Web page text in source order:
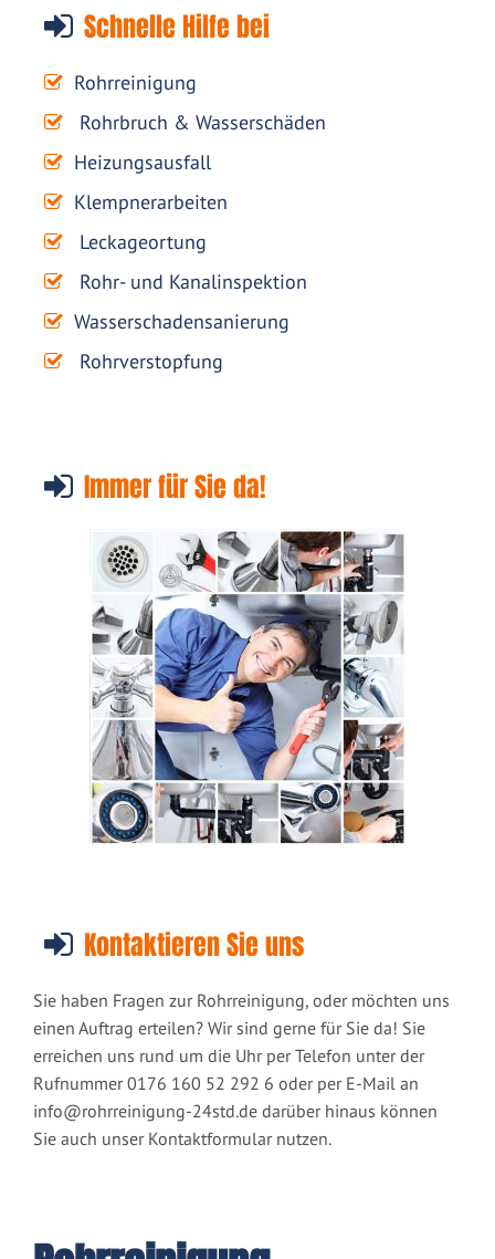
Schnelle Hilfe bei
Rohrreinigung
Rohrbruch & Wasserschäden
Heizungsausfall
Klempnerarbeiten
Leckageortung
Rohr- und Kanalinspektion
Wasserschadensanierung
Rohrverstopfung
Immer für Sie da!
Kontaktieren Sie uns
Sie haben Fragen zur Rohrreinigung, oder möchten uns
einen Auftrag erteilen? Wir sind gerne für Sie da! Sie
erreichen uns rund um die Uhr per Telefon unter der
Rufnummer 0176 160 52 292 6 oder per E-Mail an
info@rohrreinigung-24std.de darüber hinaus können
Sie auch unser Kontaktformular nutzen.